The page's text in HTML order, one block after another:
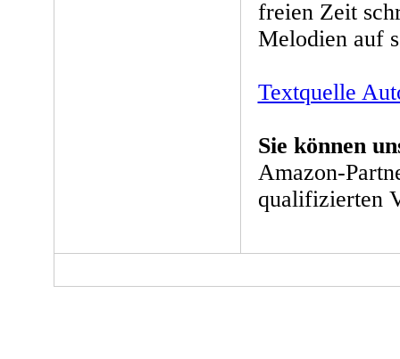
freien Zeit
Melodien auf
Textquelle
Sie können
Amazon-
qualifizierten